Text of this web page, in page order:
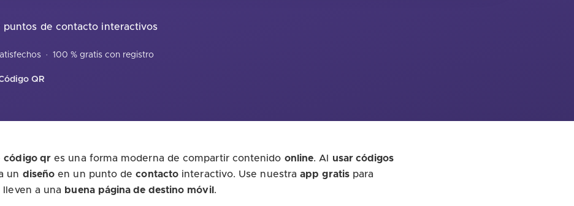
puntos de contacto interactivos
· 100 % gratis con registro
QR
código qr es una forma moderna de compartir contenido online. Al usar códigos
un diseño en un punto decontacto interactivo. Use nuestraapp gratispara
a una buena página de destino móvil .